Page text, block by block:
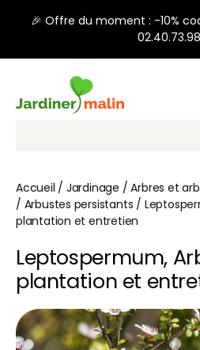
🎉 Offre du moment : -10%
Recherche, ex: "pots
Accueil / Jardinage /Arbres et
/ Arbustes persistants /
plantation et entretien
Leptospermum,
plantation et